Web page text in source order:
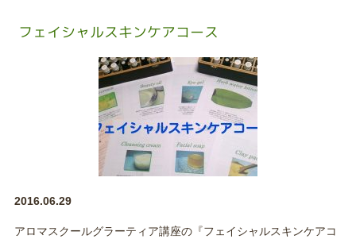
フェイシャルスキンケアコース
2016.06.29
アロマスクールグラーティア講座の『フェイシャルスキンケアコ